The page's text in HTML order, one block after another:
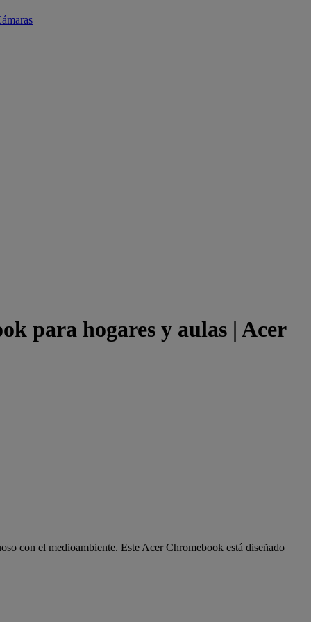
para hogares y aulas | Acer
con el medioambiente. Este Acer Chromebook está diseñado